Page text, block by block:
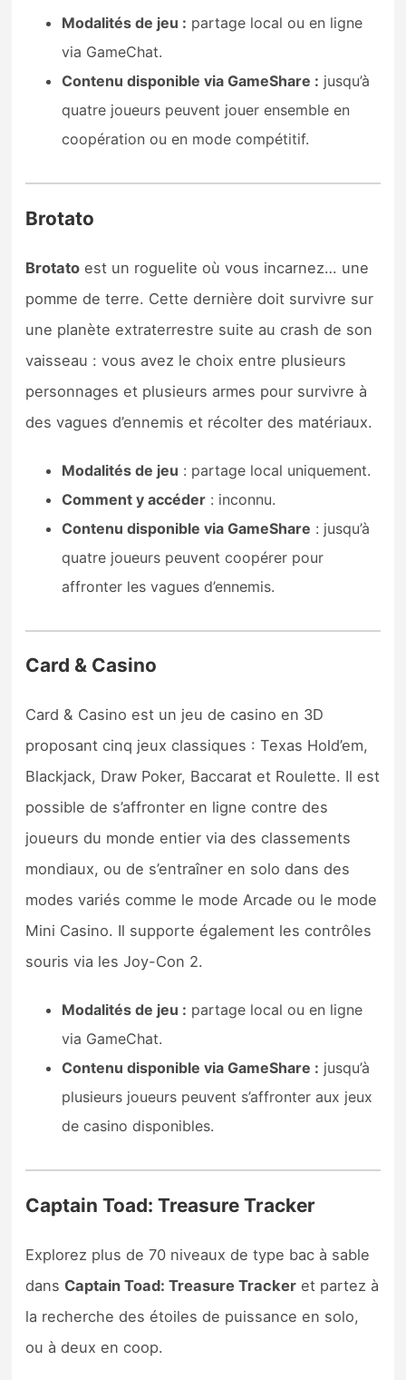
Modalités de jeu : partage local ou en ligne
via GameChat.
Contenu disponible via GameShare : jusqu’à
quatre joueurs peuvent jouer ensemble en
coopération ou en mode compétitif.
Brotato
Brotato est un roguelite où vous incarnez… une
pomme de terre. Cette dernière doit survivre sur
une planète extraterrestre suite au crash de son
vaisseau : vous avez le choix entre plusieurs
personnages et plusieurs armes pour survivre à
des vagues d’ennemis et récolter des matériaux.
Modalités de jeu : partage local uniquement.
Comment y accéder : inconnu.
Contenu disponible via GameShare : jusqu’à
quatre joueurs peuvent coopérer pour
affronter les vagues d’ennemis.
Card & Casino
Card & Casino est un jeu de casino en 3D
proposant cinq jeux classiques : Texas Hold’em,
Blackjack, Draw Poker, Baccarat et Roulette. Il est
possible de s’affronter en ligne contre des
joueurs du monde entier via des classements
mondiaux, ou de s’entraîner en solo dans des
modes variés comme le mode Arcade ou le mode
Mini Casino. Il supporte également les contrôles
souris via les Joy-Con 2.
Modalités de jeu : partage local ou en ligne
via GameChat.
Contenu disponible via GameShare : jusqu’à
plusieurs joueurs peuvent s’affronter aux jeux
de casino disponibles.
Captain Toad: Treasure Tracker
Explorez plus de 70 niveaux de type bac à sable
dans Captain Toad: Treasure Tracker et partez à
la recherche des étoiles de puissance en solo,
ou à deux en coop.